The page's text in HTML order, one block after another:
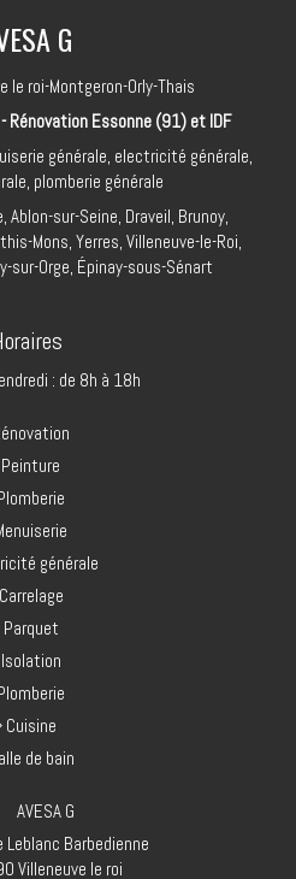
G
le roi-Montgeron-Orly-Thais
Rénovation Essonne (91) et IDF
générale, electricité générale,
plomberie générale
Ablon-sur-Seine, Draveil, Brunoy,
Mons, Yerres, Villeneuve-le-Roi,
sur-Orge, Épinay-sous-Sénart
: de 8h à 18h
Peinture
générale
Carrelage
Parquet
Isolation
Cuisine
de bain
AVESA G
Leblanc Barbedienne
Villeneuve le roi